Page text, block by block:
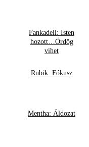
Fankadeli: Isten
hozott…Ördög
vihet
Rubik: Fókusz
Mentha: Áldozat